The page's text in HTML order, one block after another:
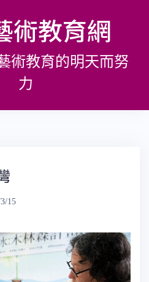
術教育網
術教育的明天而努
力
15